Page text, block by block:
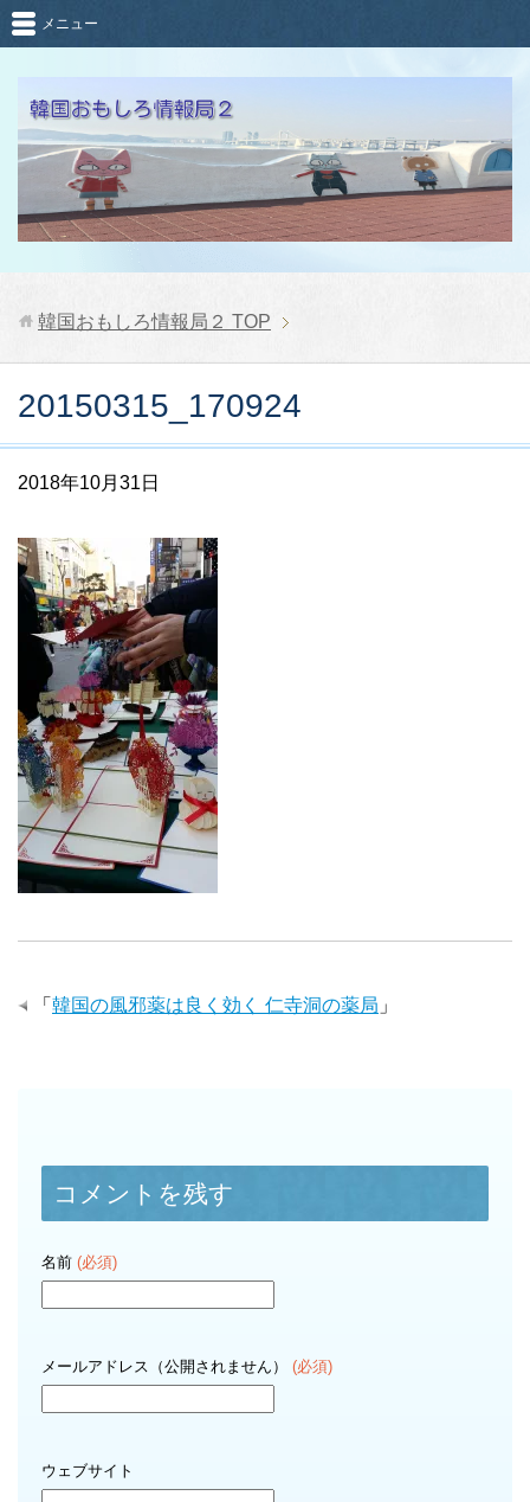
メニュー
韓国おもしろ情報局２ TOP
20150315_170924
2018年10月31日
「 韓国の風邪薬は良く効く 仁寺洞の薬局 」
コメントを残す
名前 (必須)
メールアドレス（公開されません） (必須)
ウェブサイト